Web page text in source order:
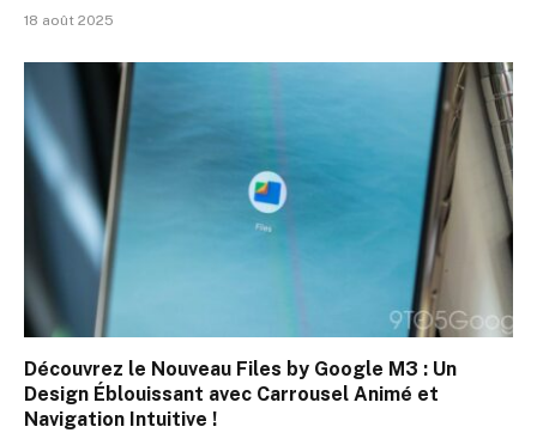
18 août 2025
Découvrez le Nouveau Files by Google M3 : Un
Design Éblouissant avec Carrousel Animé et
Navigation Intuitive !